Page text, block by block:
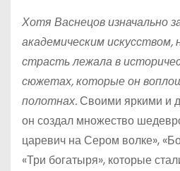
Хотя Васнецов изначально
академическим
страсть лежала в
сюжетах, которые он
полотнах.Своими яркими и
он создал множество
царевич на Сером волке»,
«Три богатыря», которые